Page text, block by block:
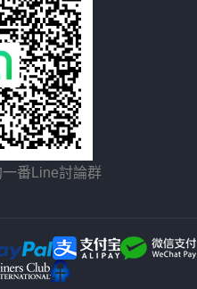
番Line討論群